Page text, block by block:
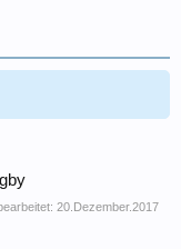
20.Dezember.2017